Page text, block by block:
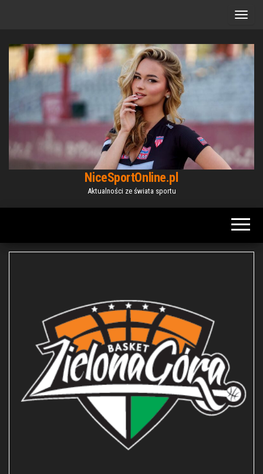
NiceSportOnline.pl
Aktualności ze świata sportu